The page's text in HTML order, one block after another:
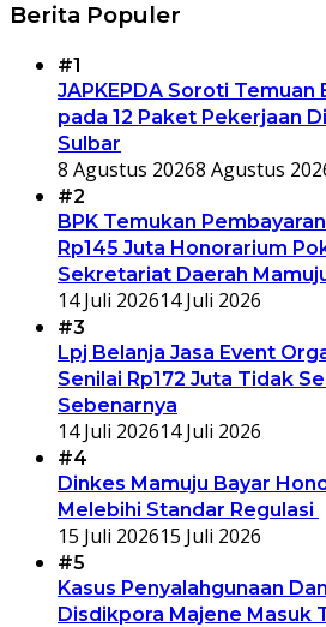
Berita Populer
#1
JAPKEPDA Soroti Temuan
pada 12 Paket Pekerjaan
Sulbar
8 Agustus 20268 Agustus
#2
BPK Temukan
Rp145 Juta Honorarium
Sekretariat Daerah
14 Juli 202614 Juli 2026
#3
Lpj Belanja Jasa Event
Senilai Rp172 Juta Tidak
Sebenarnya
14 Juli 202614 Juli 2026
#4
Dinkes Mamuju Bayar
Melebihi Standar Regulasi
15 Juli 202615 Juli 2026
#5
Kasus Penyalahgunaan
Disdikpora Majene Masuk